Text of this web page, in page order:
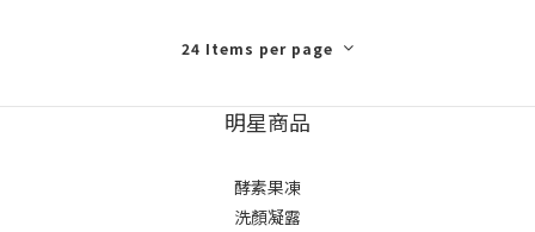
24 Items per page
明星商品
酵素果凍
洗顏凝露